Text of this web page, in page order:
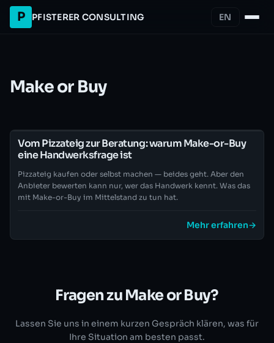
P PFISTERER CONSULTING EN
Make or Buy
Vom Pizzateig zur Beratung: warum Make-or-Buy
eine Handwerksfrage ist
Pizzateig kaufen oder selbst machen — beides geht. Aber den
Anbieter bewerten kann nur, wer das Handwerk kennt. Was das
mit Make-or-Buy im Mittelstand zu tun hat.
Mehr erfahren→
Fragen zu Make or Buy?
Lassen Sie uns in einem kurzen Gespräch klären, was für
Ihre Situation am besten passt.